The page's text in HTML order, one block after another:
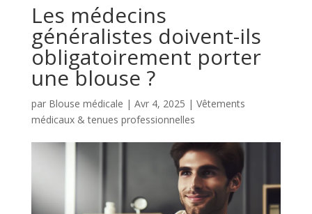
Les médecins
généralistes doivent-ils
obligatoirement porter
une blouse ?
par Blouse médicale | Avr 4, 2025 | Vêtements
médicaux & tenues professionnelles